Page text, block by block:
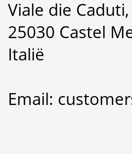
Viale die
25030 Castel
Italië
Email: